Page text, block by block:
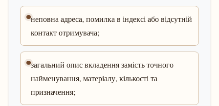
неповна адреса, помилка в індексі або відсутній
контакт отримувача;
загальний опис вкладення замість точного
найменування, матеріалу, кількості та
призначення;